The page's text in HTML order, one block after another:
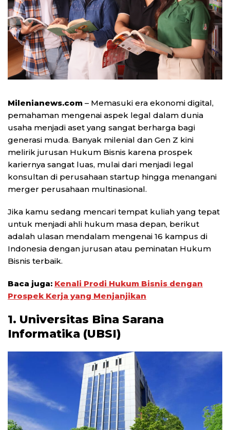
Milenianews.com – Memasuki era ekonomi digital,
pemahaman mengenai aspek legal dalam dunia
usaha menjadi aset yang sangat berharga bagi
generasi muda. Banyak milenial dan Gen Z kini
melirik jurusan Hukum Bisnis karena prospek
kariernya sangat luas, mulai dari menjadi legal
konsultan di perusahaan startup hingga menangani
merger perusahaan multinasional.
Jika kamu sedang mencari tempat kuliah yang tepat
untuk menjadi ahli hukum masa depan, berikut
adalah ulasan mendalam mengenai 16 kampus di
Indonesia dengan jurusan atau peminatan Hukum
Bisnis terbaik.
Baca juga: Kenali Prodi Hukum Bisnis dengan
Prospek Kerja yang Menjanjikan
1. Universitas Bina Sarana
Informatika (UBSI)